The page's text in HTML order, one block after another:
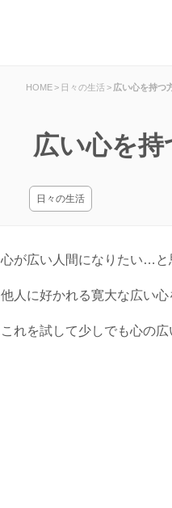
HOME> 日々の生活 > 広い心を持つ
広い心を
日々の生活
心が広い人間になりたい…と
他人に好かれる寛大な広い
これを試して少しでも心の広